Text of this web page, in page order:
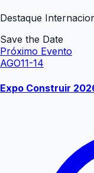
Destaque
Save the Date
Próximo Evento
AGO11-14
Expo Construir